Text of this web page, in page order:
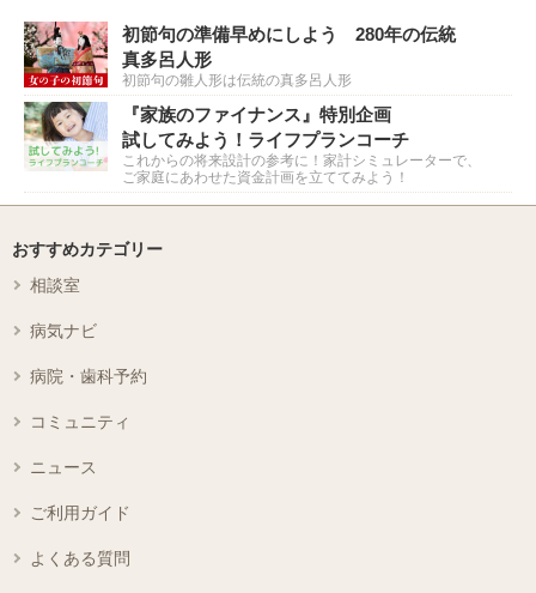
初節句の準備早めにしよう 280年の伝統
真多呂人形
初節句の雛人形は伝統の真多呂人形
『家族のファイナンス』特別企画
試してみよう！ライフプランコーチ
これからの将来設計の参考に！家計シミュレーターで、
ご家庭にあわせた資金計画を立ててみよう！
おすすめカテゴリー
相談室
病気ナビ
病院・歯科予約
コミュニティ
ニュース
ご利用ガイド
よくある質問